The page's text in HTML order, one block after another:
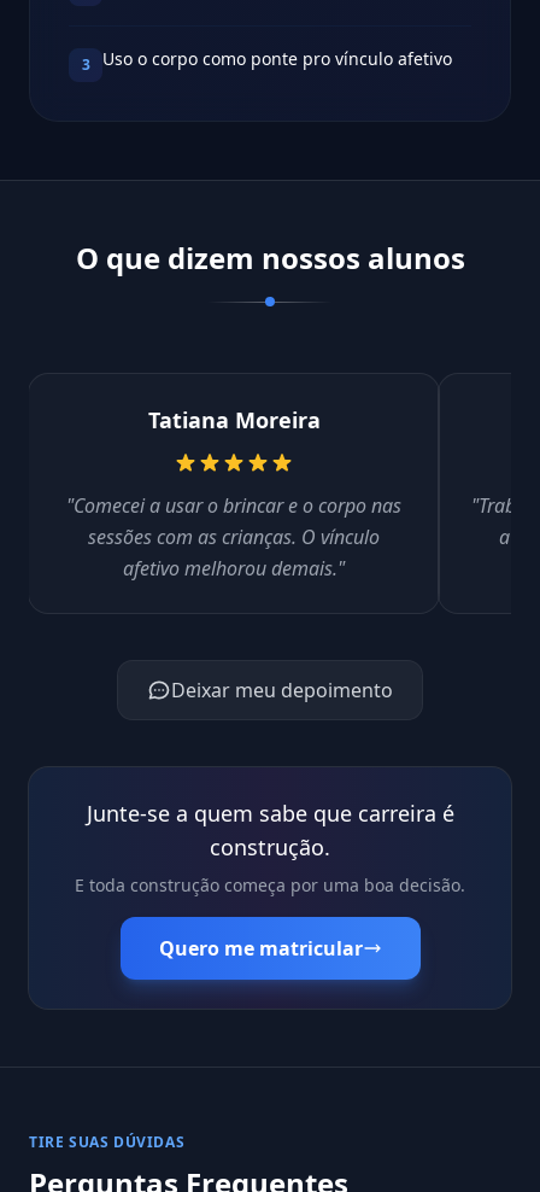
3 Uso o corpo como ponte pro vínculo afetivo
O que dizem nossos alunos
Tatiana Moreira
"Comecei a usar o brincar e o corpo nas
sessões com as crianças. O vínculo
afetivo melhorou demais."
a
Deixar meu depoimento
Junte-se a quem sabe que carreira é
construção.
E toda construção começa por uma boa decisão.
Quero me matricular
TIRE SUAS DÚVIDAS
Perguntas Frequentes